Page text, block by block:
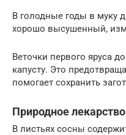
В голодные годы в муку
хорошо высушенный,
Веточки первого яруса
капусту. Это
помогает сохранить
Природное лекарство
В листьях сосны